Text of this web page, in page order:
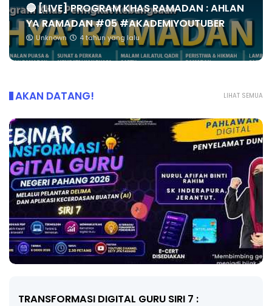
🔴 [LIVE] PROGRAM KHAS RAMADAN : AHLAN
YA RAMADAN #05 #AKADEMIYOUTUBER
Unknown 4 tahun yang lalu
LIHAT SEMUA
AKAN DATANG!
TRANSFORMASI DIGITAL GURU SIRI 7 :